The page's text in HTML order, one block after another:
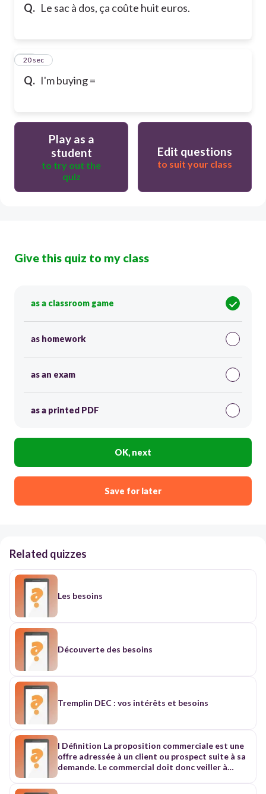
Q. Le sac à dos, ça coûte huit euros.
Q. I'm buying =
10
20 sec
Play as a
student
to try out the
quiz
Edit questions
to suit your class
Give this quiz to my class
as a classroom game
as homework
as an exam
as a printed PDF
OK, next
Save for later
Related quizzes
Les besoins
Découverte des besoins
Tremplin DEC : vos intérêts et besoins
I Définition La proposition commerciale est une
offre adressée à un client ou prospect suite à sa
demande. Le commercial doit donc veiller à